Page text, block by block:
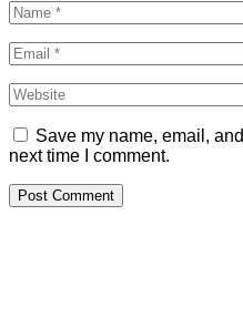
Save my name, email,
next time I comment.